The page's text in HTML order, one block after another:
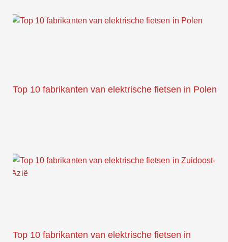
Top 10 fabrikanten van elektrische fietsen in Polen
Top 10 fabrikanten van elektrische fietsen in